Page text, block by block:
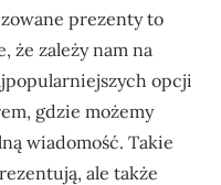
prezenty to
że zależy nam na
opcji
gdzie możemy
wiadomość. Takie
ale także